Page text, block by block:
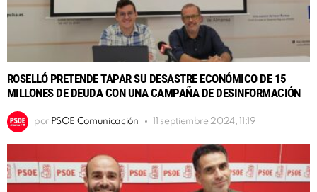
ROSELLÓ PRETENDE TAPAR SU DESASTRE ECONÓMICO DE 15
MILLONES DE DEUDA CON UNA CAMPAÑA DE DESINFORMACIÓN
por PSOE Comunicación 11 septiembre 2024, 11:19